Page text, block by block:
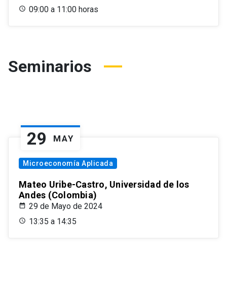
09:00 a 11:00 horas
Seminarios
29 MAY
Microeconomía Aplicada
Mateo Uribe-Castro, Universidad de los
Andes (Colombia)
29 de Mayo de 2024
13:35 a 14:35